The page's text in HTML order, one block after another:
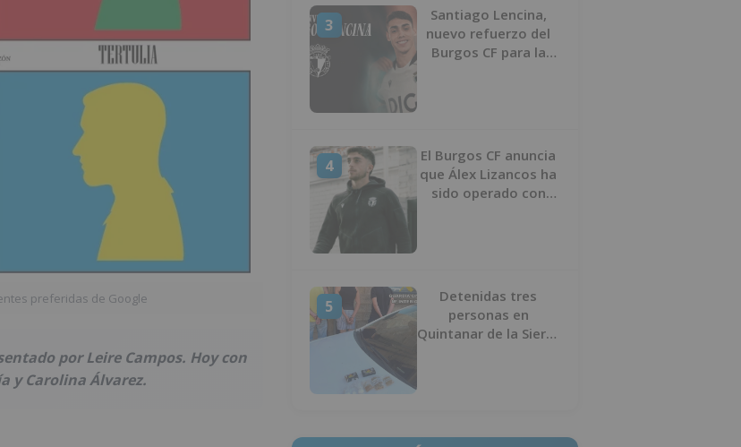
preferidas de Google
por Leire Campos. Hoy con
y Carolina Álvarez.
3
Santiago Lencina,
nuevo refuerzo del
Burgos CF para la
4
El Burgos CF anuncia
que Álex Lizancos ha
sido operado con
5
Detenidas tres
personas en
Quintanar de la Sierra